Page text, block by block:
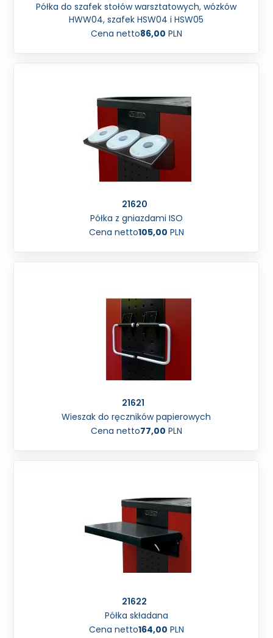
Półka do szafek stołów warsztatowych, wózków
HWW04, szafek HSW04 i HSW05
Cena netto86,00 PLN
21620
Półka z gniazdami ISO
Cena netto105,00 PLN
21621
Wieszak do ręczników papierowych
Cena netto77,00 PLN
21622
Półka składana
Cena netto164,00 PLN